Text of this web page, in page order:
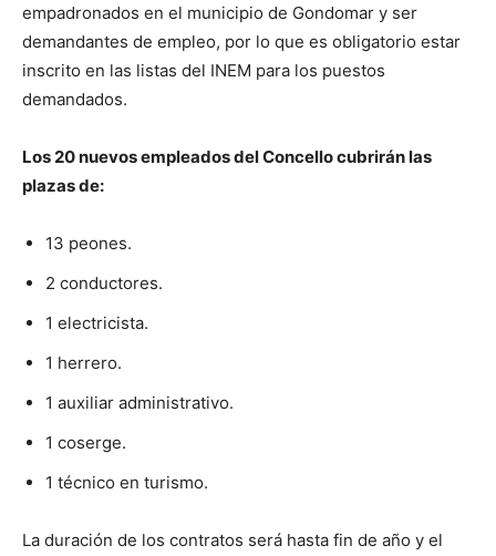
empadronados en el municipio de Gondomar y ser
demandantes de empleo, por lo que es obligatorio estar
inscrito en las listas del INEM para los puestos
demandados.
Los 20 nuevos empleados del Concello cubrirán las
plazas de:
13 peones.
2 conductores.
1 electricista.
1 herrero.
1 auxiliar administrativo.
1 coserge.
1 técnico en turismo.
La duración de los contratos será hasta fin de año y el